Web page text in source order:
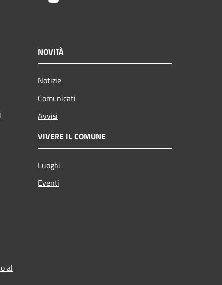
NOVITÀ
Notizie
Comunicati
Avvisi
VIVERE IL COMUNE
Luoghi
Eventi
al